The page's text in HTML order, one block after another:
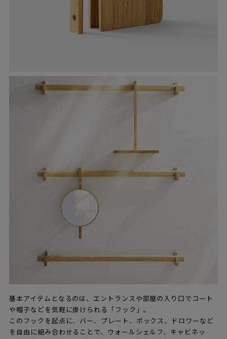
基本アイテムとなるのは、エントランスや部屋の入り口でコート
や帽子などを気軽に掛けられる「フック」。
このフックを起点に、バー、プレート、ボックス、ドロワーなど
を自由に組み合わせることで、ウォールシェルフ、キャビネッ